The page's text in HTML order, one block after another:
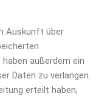
Auskunft über
außerdem ein
Daten zu verlangen.
erteilt haben,